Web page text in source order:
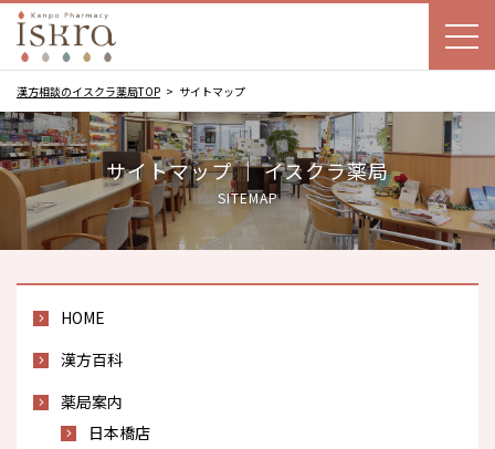
漢方相談のイスクラ薬局TOP サイトマップ
サイトマップ ｜ イスクラ薬局
SITEMAP
HOME
漢方百科
薬局案内
日本橋店